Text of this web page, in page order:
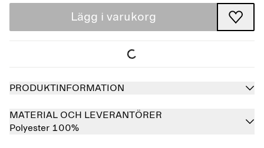
Lägg i varukorg
PRODUKTINFORMATION
MATERIAL OCH LEVERANTÖRER
Polyester 100%